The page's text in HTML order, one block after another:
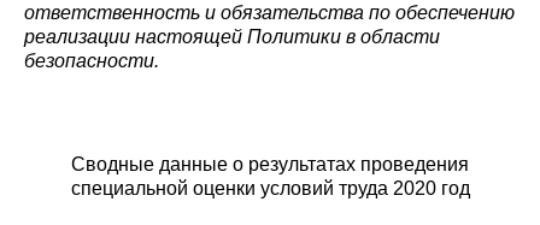
ответственность и обязательства по обеспечению
реализации настоящей Политики в области
безопасности.
Сводные данные о результатах проведения
специальной оценки условий труда 2020 год